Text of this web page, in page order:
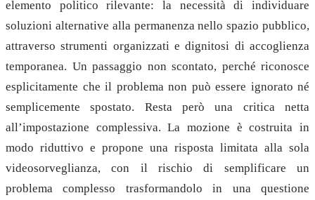
elemento politico rilevante: la necessità di individuare
soluzioni alternative alla permanenza nello spazio pubblico,
attraverso strumenti organizzati e dignitosi di accoglienza
temporanea. Un passaggio non scontato, perché riconosce
esplicitamente che il problema non può essere ignorato né
semplicemente spostato. Resta però una critica netta
all’impostazione complessiva. La mozione è costruita in
modo riduttivo e propone una risposta limitata alla sola
videosorveglianza, con il rischio di semplificare un
problema complesso trasformandolo in una questione